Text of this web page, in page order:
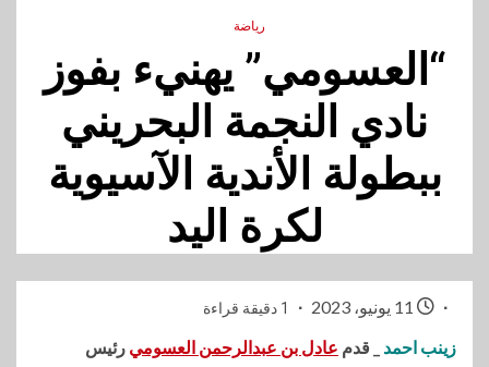
رياضة
“العسومي” يهنيء بفوز
نادي النجمة البحريني
ببطولة الأندية الآسيوية
لكرة اليد
1 دقيقة قراءة
زينب احمد _ قدم عادل بن عبدالرحمن العسومي رئيس